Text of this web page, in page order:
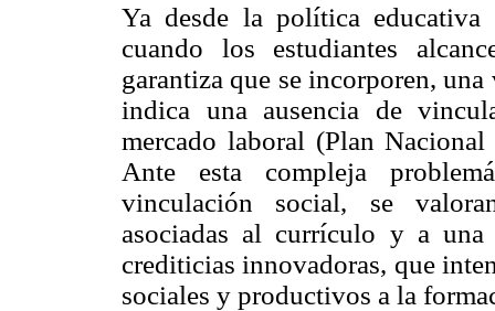
Ya desde la política
cuando los estudiantes
garantiza que se incorporen,
indica una ausencia de
mercado laboral (Plan
Ante esta compleja
vinculación social, se
asociadas al currículo y a una
crediticias innovadoras, que
sociales y productivos a la